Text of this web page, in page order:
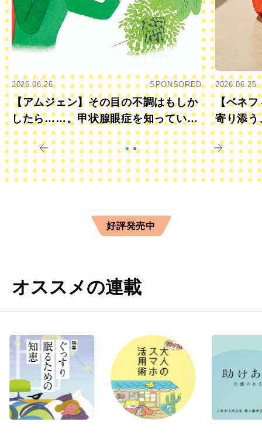
2026.06.26 SPONSORED
【アムジェン】その目の不調はもしか
したら……。甲状腺眼症を知っていま
すか？
2026.06.25
【ベネフ
寄り添う
きに
好評発売中
オススメの連載